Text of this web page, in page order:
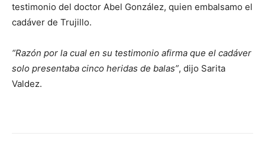
testimonio del doctor Abel González, quien embalsamo el
cadáver de Trujillo.
“Razón por la cual en su testimonio afirma que el cadáver
solo presentaba cinco heridas de balas”, dijo Sarita
Valdez.